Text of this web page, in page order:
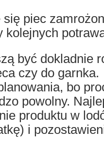
piec
kolejnych
być dokladnie
czy do
bo
powolny.
produktu w
i